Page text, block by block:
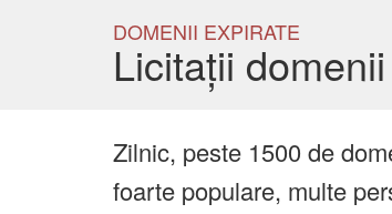
DOMENII EXPIRATE
Licitații
Zilnic, peste 1500 de
foarte populare, multe